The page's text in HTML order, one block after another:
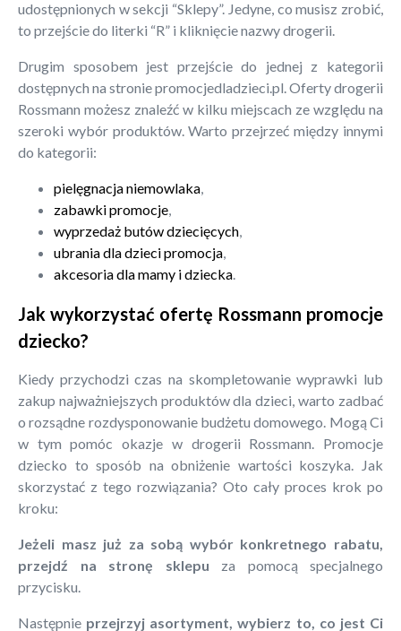
udostępnionych w sekcji “Sklepy”. Jedyne, co musisz zrobić,
to przejście do literki “R” i kliknięcie nazwy drogerii.
Drugim sposobem jest przejście do jednej z kategorii
dostępnych na stronie promocjedladzieci.pl. Oferty drogerii
Rossmann możesz znaleźć w kilku miejscach ze względu na
szeroki wybór produktów. Warto przejrzeć między innymi
do kategorii:
pielęgnacja niemowlaka,
zabawki promocje,
wyprzedaż butów dziecięcych,
ubrania dla dzieci promocja,
akcesoria dla mamy i dziecka.
Jak wykorzystać ofertę Rossmann promocje
dziecko?
Kiedy przychodzi czas na skompletowanie wyprawki lub
zakup najważniejszych produktów dla dzieci, warto zadbać
o rozsądne rozdysponowanie budżetu domowego. Mogą Ci
w tym pomóc okazje w drogerii Rossmann. Promocje
dziecko to sposób na obniżenie wartości koszyka. Jak
skorzystać z tego rozwiązania? Oto cały proces krok po
kroku:
Jeżeli masz już za sobą wybór konkretnego rabatu,
przejdź na stronę sklepu za pomocą specjalnego
przycisku.
Następnie przejrzyj asortyment, wybierz to, co jest Ci